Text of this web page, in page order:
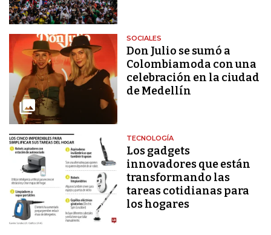
SOCIALES
Don Julio se sumó a
Colombiamoda con una
celebración en la ciudad
de Medellín
TECNOLOGÍA
Los gadgets
innovadores que están
transformando las
tareas cotidianas para
los hogares